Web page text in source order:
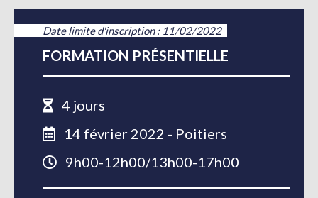
Date limite d'inscription : 11/02/2022
FORMATION PRÉSENTIELLE
4 jours
14 février 2022 - Poitiers
9h00-12h00/13h00-17h00